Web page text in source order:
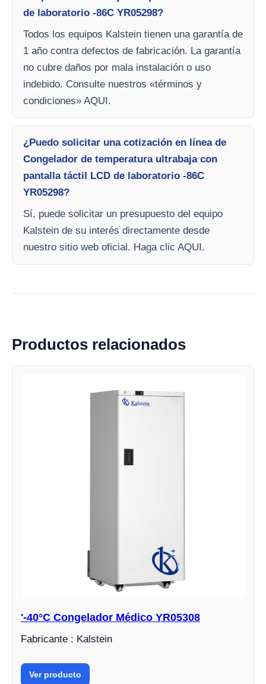
de laboratorio -86C YR05298?
Todos los equipos Kalstein tienen una garantía de
1 año contra defectos de fabricación. La garantía
no cubre daños por mala instalación o uso
indebido. Consulte nuestros «términos y
condiciones» AQUI.
¿Puedo solicitar una cotización en línea de
Congelador de temperatura ultrabaja con
pantalla táctil LCD de laboratorio -86C
YR05298?
Sí, puede solicitar un presupuesto del equipo
Kalstein de su interés directamente desde
nuestro sitio web oficial. Haga clic AQUI.
Productos relacionados
'-40°C Congelador Médico YR05308
Fabricante : Kalstein
Ver producto